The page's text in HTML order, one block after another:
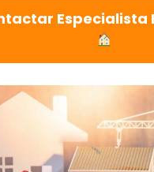
Especialista